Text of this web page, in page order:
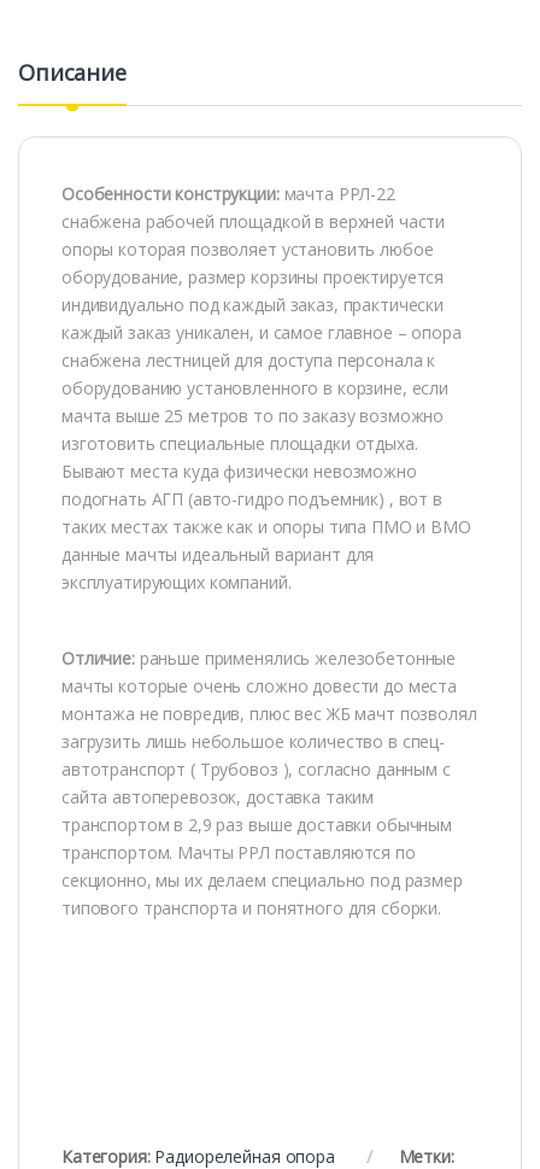
Описание
Особенности конструкции:мачта РРЛ-22
снабжена рабочей площадкой в верхней части
опоры которая позволяет установить любое
оборудование, размер корзины проектируется
индивидуально под каждый заказ, практически
каждый заказ уникален, и самое главное – опора
снабжена лестницей для доступа персонала к
оборудованию установленного в корзине, если
мачта выше 25 метров то по заказу возможно
изготовить специальные площадки отдыха.
Бывают места куда физически невозможно
подогнать АГП (авто-гидро подъемник) , вот в
таких местах также как и опоры типа ПМО и ВМО
данные мачты идеальный вариант для
эксплуатирующих компаний.
Отличие:раньше применялись железобетонные
мачты которые очень сложно довести до места
монтажа не повредив, плюс вес ЖБ мачт позволял
загрузить лишь небольшое количество в спец-
автотранспорт ( Трубовоз ), согласно данным с
сайта автоперевозок, доставка таким
транспортом в 2,9 раз выше доставки обычным
транспортом. Мачты РРЛ поставляются по
секционно, мы их делаем специально под размер
типового транспорта и понятного для сборки.
Категория: Радиорелейная опора
Метки: